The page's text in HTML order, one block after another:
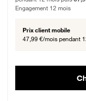
Engagement 12 mois
Prix client mobile
47,99 €/mois pendant